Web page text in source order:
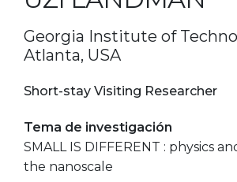
Georgia Institute of
Atlanta, USA
Short-stay Visiting Researcher
Tema de investigación
SMALL IS DIFFERENT : physics
the nanoscale